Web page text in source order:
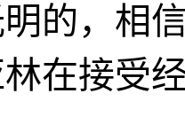
的，相
在接受